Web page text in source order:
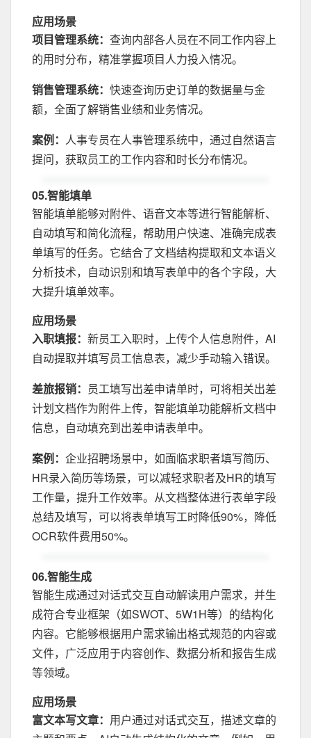
应用场景
项目管理系统： 查询内部各人员在不同工作内容上
的用时分布，精准掌握项目人力投入情况。
销售管理系统： 快速查询历史订单的数据量与金
额，全面了解销售业绩和业务情况。
案例： 人事专员在人事管理系统中，通过自然语言
提问，获取员工的工作内容和时长分布情况。
05.智能填单
智能填单能够对附件、语音文本等进行智能解析、
自动填写和简化流程，帮助用户快速、准确完成表
单填写的任务。它结合了文档结构提取和文本语义
分析技术，自动识别和填写表单中的各个字段，大
大提升填单效率。
应用场景
入职填报： 新员工入职时，上传个人信息附件，AI
自动提取并填写员工信息表，减少手动输入错误。
差旅报销： 员工填写出差申请单时，可将相关出差
计划文档作为附件上传，智能填单功能解析文档中
信息，自动填充到出差申请表单中。
案例： 企业招聘场景中，如面临求职者填写简历、
HR录入简历等场景，可以减轻求职者及HR的填写
工作量，提升工作效率。从文档整体进行表单字段
总结及填写，可以将表单填写工时降低90%，降低
OCR软件费用50%。
06.智能生成
智能生成通过对话式交互自动解读用户需求，并生
成符合专业框架（如SWOT、5W1H等）的结构化
内容。它能够根据用户需求输出格式规范的内容或
文件，广泛应用于内容创作、数据分析和报告生成
等领域。
应用场景
富文本写文章： 用户通过对话式交互，描述文章的